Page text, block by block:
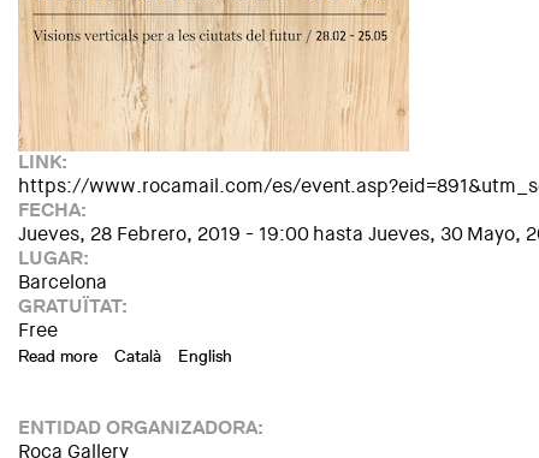
LINK:
https://www.rocamail.com/es/
FECHA:
Jueves, 28 Febrero, 2019 - 19:00hasta Jueves, 30 Mayo,
LUGAR:
Barcelona
GRATUÏTAT:
Free
Read more about Exposición: "Rascacielos de madera. Visiones
Català English
ENTIDAD ORGANIZADORA:
Roca Gallery